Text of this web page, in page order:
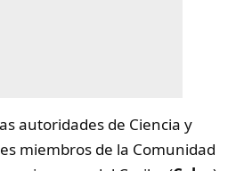
autoridades de Ciencia y
miembros de la Comunidad